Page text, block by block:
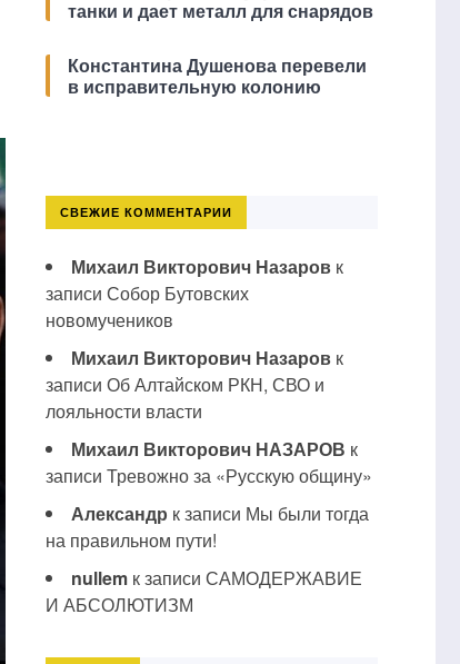
танки и дает металл для снарядов
Константина Душенова перевели
в исправительную колонию
СВЕЖИЕ КОММЕНТАРИИ
Михаил Викторович Назаровк
записи Собор Бутовских
новомучеников
Михаил Викторович Назаровк
записи Об Алтайском РКН, СВО и
лояльности власти
Михаил Викторович НАЗАРОВ к
записи Тревожно за «Русскую общину»
Александр к записи Мы были тогда
на правильном пути!
nullemк записи САМОДЕРЖАВИЕ
И АБСОЛЮТИЗМ